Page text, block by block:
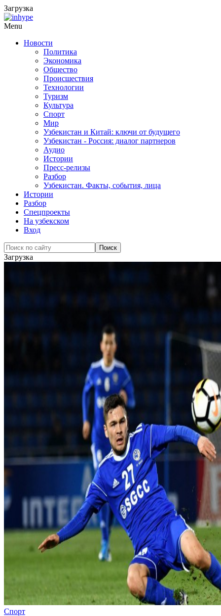
Загрузка
Menu
Новости
Политика
Экономика
Общество
Происшествия
Технологии
Туризм
Культура
Спорт
Мир
Узбекистан и Китай: ключи от будущего
Узбекистан - Россия: диалог партнеров
Аудио
Истории
Пресс-релизы
Разбор
Узбекистан. Факты, события, лица
Истории
Разбор
Спецпроекты
На узбекском
Вход
Загрузка
Спорт